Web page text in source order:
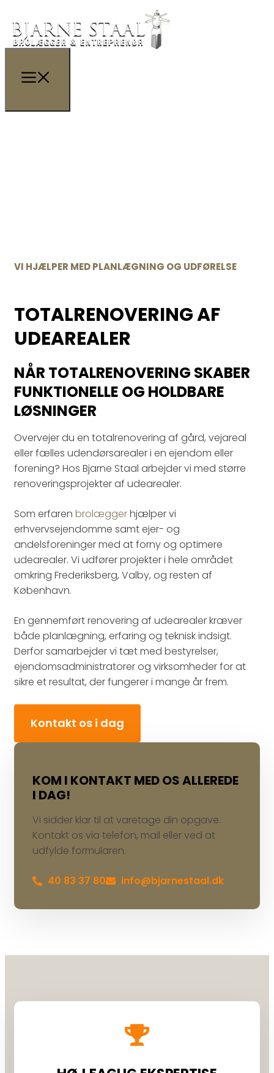
VI HJÆLPER MED PLANLÆGNING OG UDFØRELSE
TOTALRENOVERING AF
UDEAREALER
NÅR TOTALRENOVERING SKABER
FUNKTIONELLE OG HOLDBARE
LØSNINGER
Overvejer du en totalrenovering af gård, vejareal
eller fælles udendørsarealer i en ejendom eller
forening? Hos Bjarne Staal arbejder vi med større
renoveringsprojekter af udearealer.
Som erfaren brolæggerhjælper vi
erhvervsejendomme samt ejer- og
andelsforeninger med at forny og optimere
udearealer. Vi udfører projekter i hele området
omkring Frederiksberg, Valby, og resten af
København.
En gennemført renovering af udearealer kræver
både planlægning, erfaring og teknisk indsigt.
Derfor samarbejder vi tæt med bestyrelser,
ejendomsadministratorer og virksomheder for at
sikre et resultat, der fungerer i mange år frem.
Kontakt os i dag
KOM I KONTAKT MED OS ALLEREDE
I DAG!
Vi sidder klar til at varetage din opgave.
Kontakt os via telefon, mail eller ved at
udfylde formularen.
40 83 37 80 info@bjarnestaal.dk